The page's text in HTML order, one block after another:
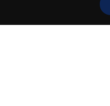
TODOS LOS